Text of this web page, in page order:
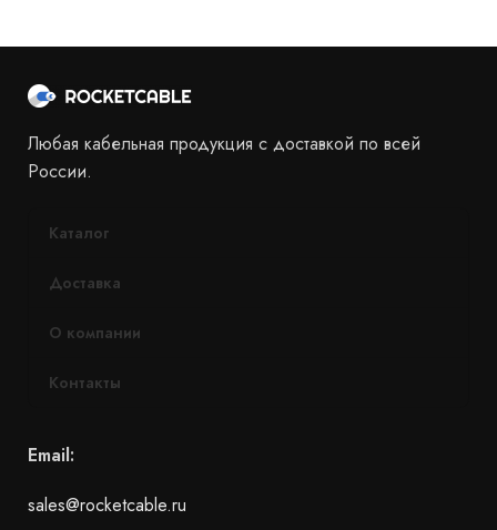
Любая кабельная продукция с доставкой по всей
России.
Каталог
Доставка
О компании
Контакты
Email:
sales@rocketcable.ru